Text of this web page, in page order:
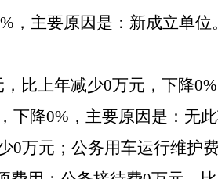
%，主要原因是： 新成立单位。
，比上年减少0万元，下降0
下降0%，主要原因是： 无
0万元；公务用车运行维护费